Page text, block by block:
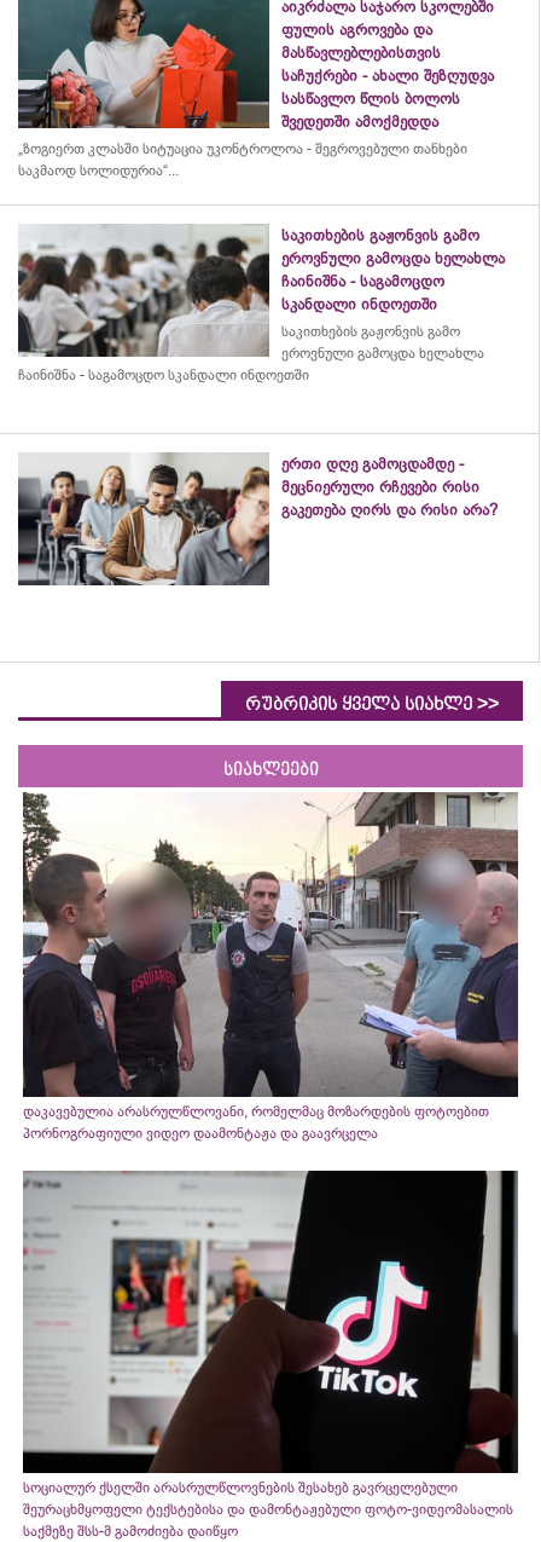
აიკრძალა საჯარო სკოლებში
ფულის აგროვება და
მასწავლებლებისთვის
საჩუქრები - ახალი შეზღუდვა
სასწავლო წლის ბოლოს
შვედეთში ამოქმედდა
„ზოგიერთ კლასში სიტუაცია უკონტროლოა - შეგროვებული თანხები
საკმაოდ სოლიდურია“...
საკითხების გაჟონვის გამო
ეროვნული გამოცდა ხელახლა
ჩაინიშნა - საგამოცდო
სკანდალი ინდოეთში
საკითხების გაჟონვის გამო
ეროვნული გამოცდა ხელახლა
ჩაინიშნა - საგამოცდო სკანდალი ინდოეთში
ერთი დღე გამოცდამდე -
მეცნიერული რჩევები რისი
გაკეთება ღირს და რისი არა?
რუბრიკის ყველა სიახლე >>
სიახლეები
დაკავებულია არასრულწლოვანი, რომელმაც მოზარდების ფოტოებით
პორნოგრაფიული ვიდეო დაამონტაჟა და გაავრცელა
სოციალურ ქსელში არასრულწლოვნების შესახებ გავრცელებული
შეურაცხმყოფელი ტექსტებისა და დამონტაჟებული ფოტო-ვიდეომასალის
საქმეზე შსს-მ გამოძიება დაიწყო